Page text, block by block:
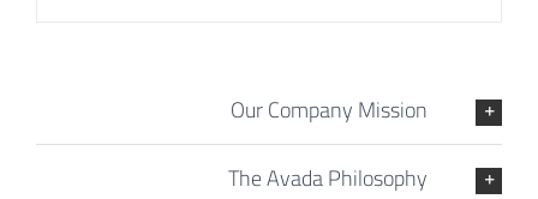
Our Company Mission
The Avada Philosophy